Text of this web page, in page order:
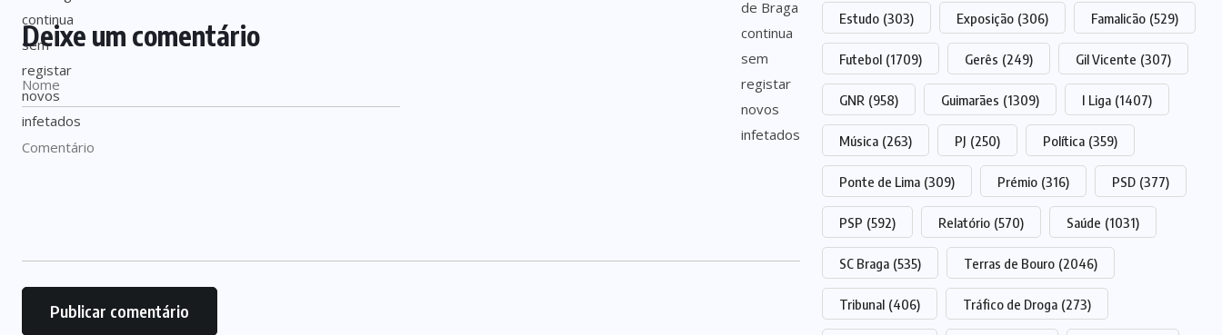
Deixe um comentário Estudo (303) Exposição (306) Famalicão (529)
Futebol (1709) Gerês (249) Gil Vicente (307)
GNR (958) Guimarães (1309) I Liga (1407)
Música (263) PJ (250) Política (359)
Ponte de Lima (309) Prémio (316) PSD (377)
PSP (592) Relatório (570) Saúde (1031)
SC Braga (535) Terras de Bouro (2046)
Tribunal (406) Tráfico de Droga (273)